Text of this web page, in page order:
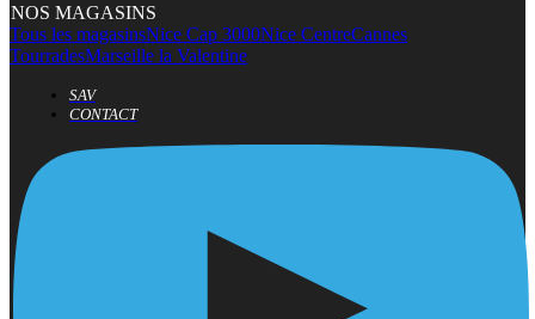
NOS MAGASINS
Tous les magasinsNice Cap 3000Nice CentreCannes
TourradesMarseille la Valentine
SAV
CONTACT